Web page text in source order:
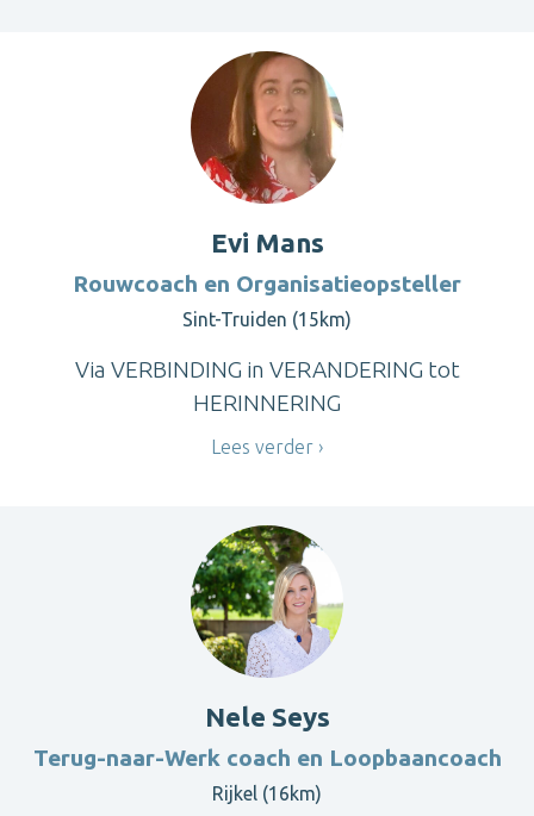
Evi Mans
Rouwcoach en Organisatieopsteller
Sint-Truiden (15km)
Via VERBINDING in VERANDERING tot
HERINNERING
Lees verder
Nele Seys
Terug-naar-Werk coach en Loopbaancoach
Rijkel (16km)